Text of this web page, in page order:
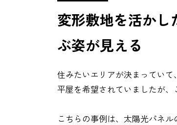
変形敷地を活か
ぶ姿が見える
住みたいエリアが決まっていて
平屋を希望されていましたが
こちらの事例は、太陽光パネ